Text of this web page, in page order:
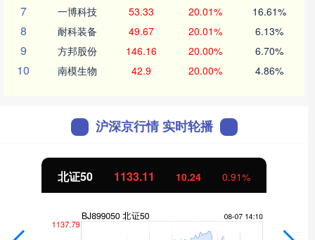
7 一博科技 53.33 20.01% 16.61%
8 耐科装备 49.67 20.01% 6.13%
9 方邦股份 146.16 20.00% 6.70%
10 南模生物 42.9 20.00% 4.86%
沪深京行情 实时轮播
北证50 1133.15 10.28 0.92%